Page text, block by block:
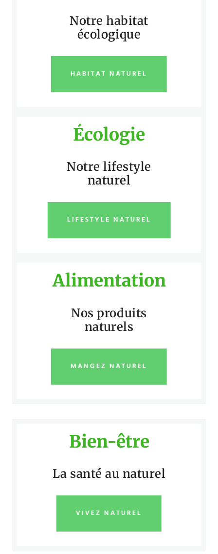
Notre habitat
écologique
HABITAT NATUREL
Écologie
Notre lifestyle
naturel
LIFESTYLE NATUREL
Alimentation
Nos produits
naturels
MANGEZ NATUREL
Bien-être
La santé au naturel
VIVEZ NATUREL